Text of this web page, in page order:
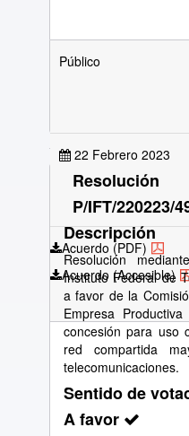
Público
22 Febrero 2023
Acuerdo (PDF)
Acuerdo (Accesible)
Resolución
P/IFT/220223/
Descripción
Resolución
Instituto Federal de
a favor de la
Empresa
concesión para uso
red compartida
telecomunicaciones.
Sentido de
A favor